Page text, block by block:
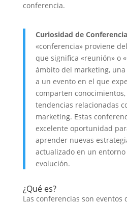
conferencia.
Curiosidad de
«conferencia» proviene
que significa «reunión» o
ámbito del marketing,
a un evento en el que
comparten
tendencias relacionadas
marketing. Estas
excelente oportunidad
aprender nuevas
actualizado en un
evolución.
¿Qué es?
Las conferencias son